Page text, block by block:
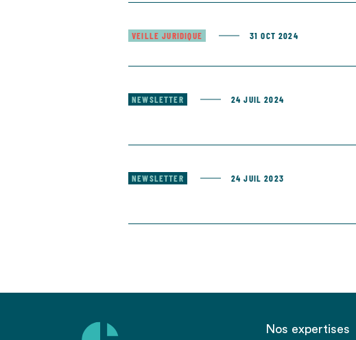
VEILLE JURIDIQUE 31 OCT 2024
NEWSLETTER 24 JUIL 2024
NEWSLETTER 24 JUIL 2023
Nos expertises